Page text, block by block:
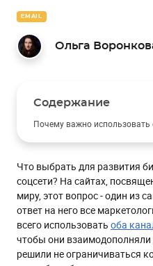
EMAIL
Ольга
Содержание
Почему важно использовать
Как использовать емейлы
Используйте кастомные
Разместите призыв...
...ну или просто яркую
Вынесите иконки
Используйте хэштеги в
Что выбрать для развития
соцсети? На сайтах,
миру, этот вопрос - один из
ответ на него все
всего использовать оба
чтобы они взаимодополняли
решили не ограничиваться